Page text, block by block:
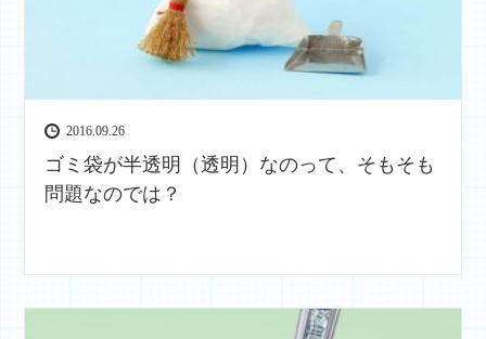
2016.09.26
ゴミ袋が半透明（透明）なのって、そもそも
問題なのでは？